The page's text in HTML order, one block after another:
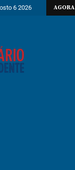
6 2026 AGORA
persistem